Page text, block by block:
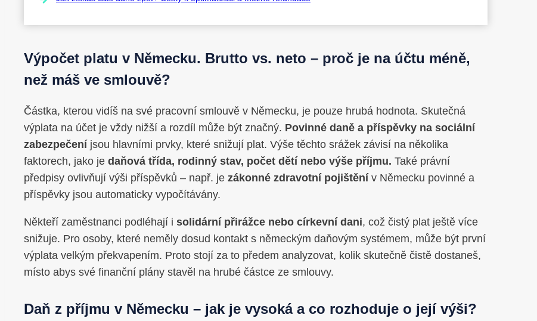
Výpočet platu v Německu. Brutto vs. neto – proč je na účtu méně,
než máš ve smlouvě?
Částka, kterou vidíš na své pracovní smlouvě v Německu, je pouze hrubá hodnota. Skutečná
výplata na účet je vždy nižší a rozdíl může být značný. Povinné daně a příspěvky na sociální
zabezpečeníjsou hlavními prvky, které snižují plat. Výše těchto srážek závisí na několika
faktorech, jako je daňová třída, rodinný stav, počet dětí nebo výše příjmu. Také právní
předpisy ovlivňují výši příspěvků – např. je zákonné zdravotní pojištěnív Německu povinné a
příspěvky jsou automaticky vypočítávány.
Někteří zaměstnanci podléhají i solidární přirážce nebo církevní dani, což čistý plat ještě více
snižuje. Pro osoby, které neměly dosud kontakt s německým daňovým systémem, může být první
výplata velkým překvapením. Proto stojí za to předem analyzovat, kolik skutečně čistě dostaneš,
místo abys své finanční plány stavěl na hrubé částce ze smlouvy.
Daň z příjmu v Německu – jak je vysoká a co rozhoduje o její výši?